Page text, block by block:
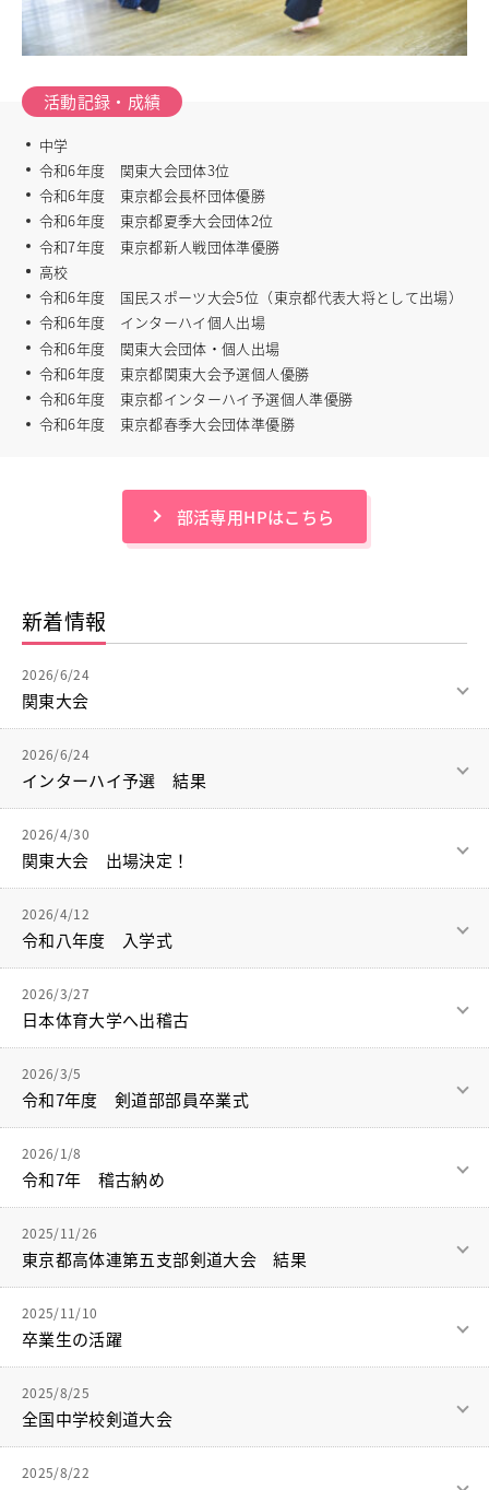
キャリア教育
進路指導
その他の教育
高校入試関係
制服紹介
スクールライフ
学校説明会・オープンスクール
桜華生の一日
年間行事
部活動
練習風景
部活動指導者紹介
制服紹介
デジタルリーフレット／パンフレット
進学指導イベント（キャリアイベント）
その他
在校生の方
新型コロナウイルス感染症罹患証明書
インフルエンザ罹患証明書
登校許可証明書
卒業生の方
桜育会（同窓会）
日体大桜華U-15
Youtube公式チャンネル
寄付金のお願い
在校生の方
卒業生の方
教職員募集
系列校紹介
教職員の方へ
個人情報保護
活動記録・成績
中学
令和6年度 関東大会団体3位
令和6年度 東京都会長杯団体優勝
令和6年度 東京都夏季大会団体2位
令和7年度 東京都新人戦団体準優勝
高校
令和6年度 国民スポーツ大会5位（東京都代表大将として出場）
令和6年度 インターハイ個人出場
令和6年度 関東大会団体・個人出場
令和6年度 東京都関東大会予選個人優勝
令和6年度 東京都インターハイ予選個人準優勝
令和6年度 東京都春季大会団体準優勝
部活専用HPはこちら
新着情報
2026/6/24
関東大会
校長先生をはじめ、学校外部団体、卒業生、卒業中学校保護者
会など、多くの方から激励をいただきました。
ありがとうございました。
結果は予選リーグ敗退となりました。
初戦、勝利をあげましたが、2戦目は優勝校相手になかなか攻
め崩すことができず試合を終えました。
この舞台で次は優勝する気持ちを持って、また稽古に励みま
す。
大会運営、審判の先生方ありがとうございました。
2026/6/24
インターハイ予選 結果
結果はベスト8、敢闘賞となりました。
卒業生や保護者が沢山応援にきてくれました。
力になりました。ありがとうございました。
1年生が入り、約3ヶ月のチームではありましたが、稽古やミー
ティングを重ねて沢山の想いを共有してきました。
結果は悔しいですが、1日を通して磨いてきた技が出せてお
3年生にとっては最後の都大会となりました。
卒業生の励ましに支えてもらいながら、苦しい時期にも諦めな
いで努力を継続してきたからこそ、このチームが生まれ、イン
ターハイを目指し、本氣で試合に臨むことができました。
1年生とこの想いを繋いでいきたいと思います。
沢山の感動をありがとう。
大会運営、審判の先生方、ありがとうございました。
2026/4/30
関東大会 出場決定！
結果は3位となり、関東大会出場が決まりました。
いつも支えてくださる沢山の方々のおかげです。
応援ありがとうございました。
選手は楽しもう！と毎試合、声をかけ合いながら試合に臨んで
いました。
試合に臨むいい顔つきも、悔し涙も見れました。
し、チームとして強くなっていきたいと思います。
大会運営、審判の先生方ありがとうございました。
2026/4/12
令和八年度 入学式
新入生、ご家族の皆さま、
ご入学おめでとうございます。
桜華を選んでいただきありがとうございます。
剣道部も沢山の仲間を迎えることができました。
人数が多くなれば、想いの力もさらに大きく強くなります。
目標達成に向けて心一つに全員で取り組んでいきたいと思いま
す。
2026/3/27
日本体育大学へ出稽古
した。
大学生の稽古に取り組む姿勢、稽古や試合での構え、攻め、攻
撃力に圧倒されながらも、普段学校で取り組んでいることを表
現しようと一所懸命な姿が見えました。
この経験を学校での稽古に活かしていきたいと思います。
先輩達の背中を忘れずに、春からの大会に向けて頑張っていき
たいと思います。
日本体育大学剣道部の先生方、先輩方ありがとうございまし
た。
2026/3/5
令和7年度 剣道部部員卒業式
剣道部からは高校生2名、中学生3名が卒業しました。
おめでとうございます！
卒業生保護者の皆様、
これまで桜華剣道部の活動にご理解ご協力いただき、ありがと
うございました。
これからもよろしくお願いします。
桜華剣道部で、色々なことを経験し、
仲間を想い続け、自分と向き合い、苦しく困難なことも乗り越
えました。
皆さんはまた一つ、人として強くなれたと思います。
2026/1/8
令和7年 稽古納め
卒業生、保護者の方々に道場に来ていただき、稽古や激励の言
葉をいただきました。
冬休みにも卒業生が稽古をつけてくれました。
感謝です！
今年も、桜華剣道部の活動にご理解ご協力ご支援いただきあり
がとうございました。
2025/11/26
東京都高体連第五支部剣道大会 結果
結果は
女子個人（二段の部）優勝！
女子団体（三人制） 準優勝
となりました。
団体は1、２年で出場し、ほとんどの試合を大将に繋ぎ勝ち上
2025/11/10
卒業生の活躍
日本体育大学が８年ぶり3回目の優勝となりました。
昨年度卒業した大越心先輩（桜華中→桜華高卒）が選手として
活躍し、中学からの目標であった団体日本一を達成しました。
2025/8/25
全国中学校剣道大会
行われました。
2025/8/22